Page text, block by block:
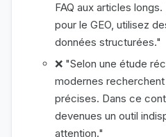
FAQ aux articles
pour le GEO, utilisez
données structurées."
❌ "Selon une étude
modernes
précises. Dans ce
devenues un outil
attention."